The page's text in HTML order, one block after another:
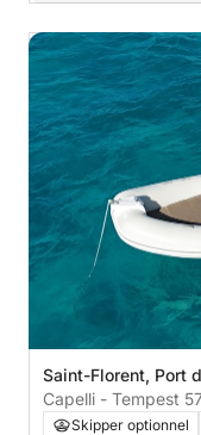
Saint-Florent, Port
Capelli - Tempest
Skipper optionnel